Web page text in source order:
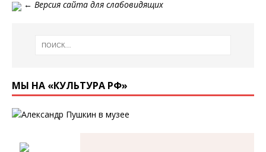
← Версия сайта для слабовидящих
МЫ НА «КУЛЬТУРА РФ»